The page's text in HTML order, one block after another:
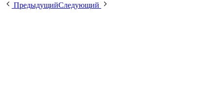
ПредыдущийСледующий